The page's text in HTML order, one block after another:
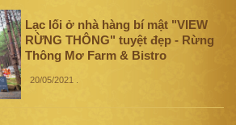
Lạc lối ở nhà hàng bí mật "VIEW
RỪNG THÔNG" tuyệt đẹp - Rừng
Thông Mơ Farm & Bistro
20/05/2021